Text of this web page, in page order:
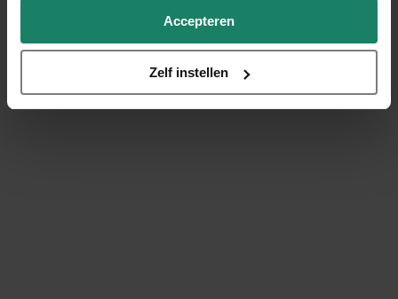
Accepteren
Zelf instellen